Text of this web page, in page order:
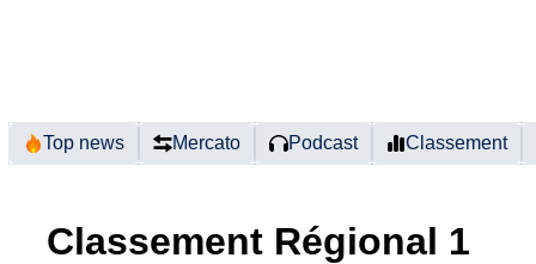
Top news Mercato Podcast Classement
Classement Régional 1